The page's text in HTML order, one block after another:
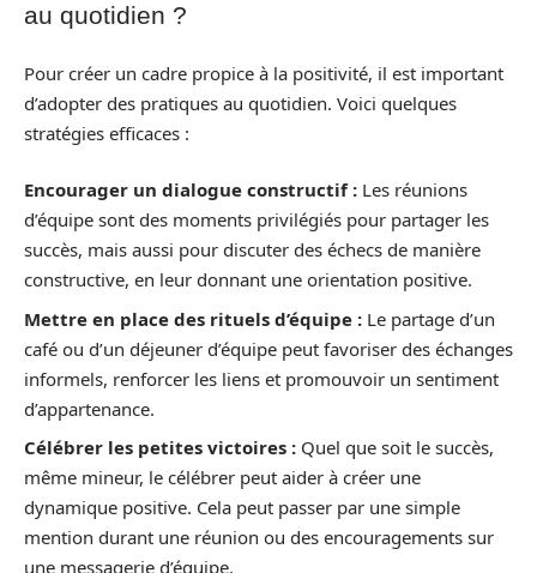
au quotidien ?
Pour créer un cadre propice à la positivité, il est important
d’adopter des pratiques au quotidien. Voici quelques
stratégies efficaces :
Encourager un dialogue constructif : Les réunions
d’équipe sont des moments privilégiés pour partager les
succès, mais aussi pour discuter des échecs de manière
constructive, en leur donnant une orientation positive.
Mettre en place des rituels d’équipe : Le partage d’un
café ou d’un déjeuner d’équipe peut favoriser des échanges
informels, renforcer les liens et promouvoir un sentiment
d’appartenance.
Célébrer les petites victoires : Quel que soit le succès,
même mineur, le célébrer peut aider à créer une
dynamique positive. Cela peut passer par une simple
mention durant une réunion ou des encouragements sur
une messagerie d’équipe.